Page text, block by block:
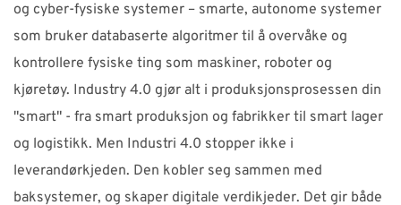
og cyber-fysiske systemer – smarte, autonome systemer
som bruker databaserte algoritmer til å overvåke og
kontrollere fysiske ting som maskiner, roboter og
kjøretøy. Industry 4.0 gjør alt i produksjonsprosessen din
"smart" - fra smart produksjon og fabrikker til smart lager
og logistikk. Men Industri 4.0 stopper ikke i
leverandørkjeden. Den kobler seg sammen med
baksystemer, og skaper digitale verdikjeder. Det gir både